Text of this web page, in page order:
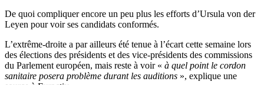
De quoi compliquer encore un peu plus les efforts d’Ursula von der
Leyen pour voir ses candidats conformés.
L’extrême-droite a par ailleurs été tenue à l’écart cette semaine lors
des élections des présidents et des vice-présidents des commissions
du Parlement européen, mais reste à voir « à quel point le cordon
sanitaire posera problème durant les auditions », explique une